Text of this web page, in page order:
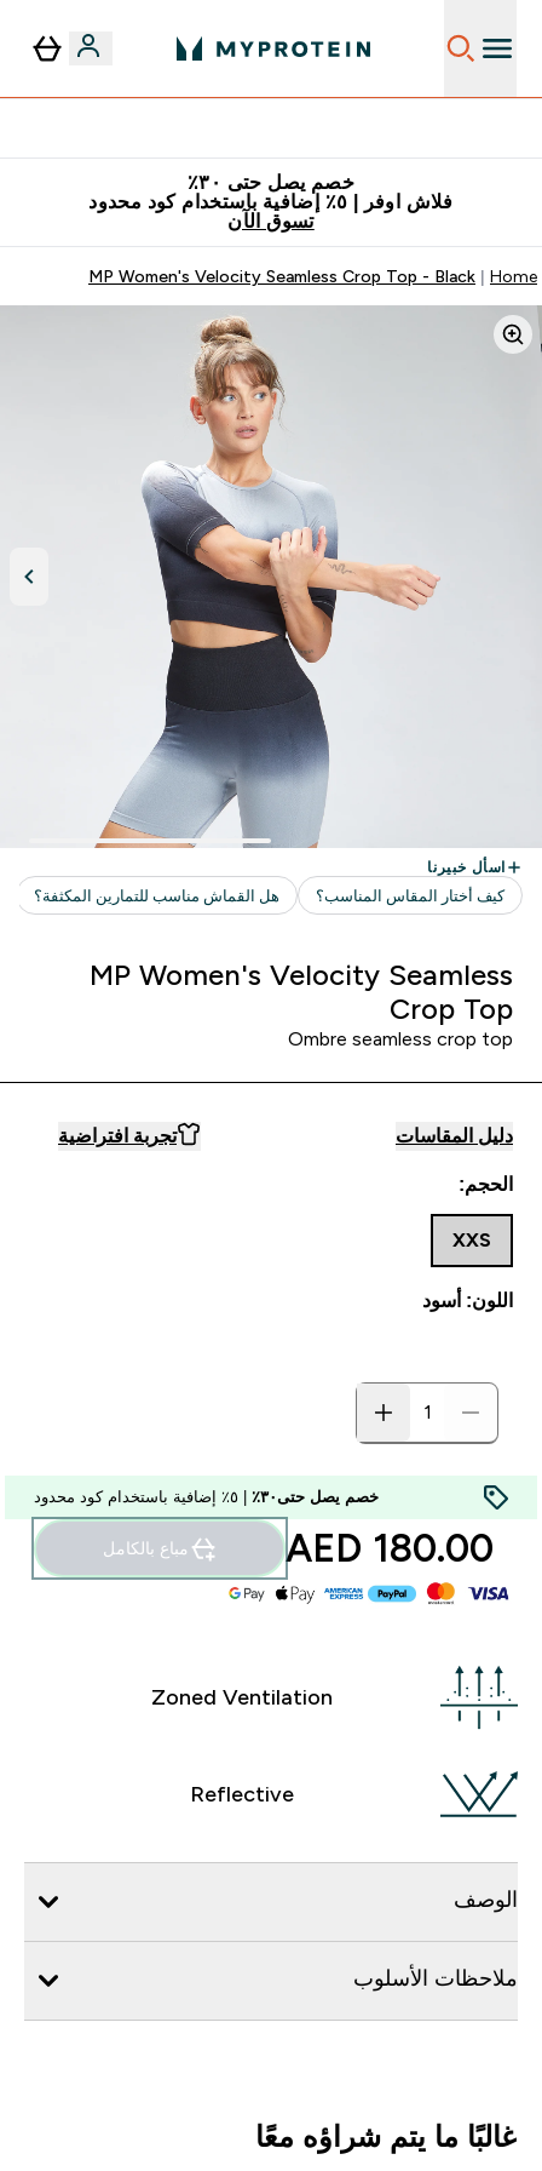
خصم يصل حتى ٣٠٪
فلاش اوفر | ٥٪ إضافية باستخدام كود محدود
تسوق الآن
Home
MP Women's Velocity Seamless Crop Top - Black
MP Women's Velocity Seamless
Crop Top
Ombre seamless crop top
دليل المقاسات تجربة افتراضية
الحجم:
XXS
اللون: أسود
خصم يصل حتى٣٠٪
180.00 AED‎ مباع بالكامل
Zoned Ventilation
Reflective
الوصف
ملاحظات الأسلوب
غالبًا ما يتم شراؤه معًا